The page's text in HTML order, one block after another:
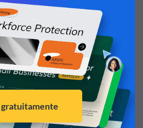
de projeto e metas futuras de
modelo de TI fácil de usar. Ele foi
lo a escolher os canais e as
corretos para seus projetos
exemplo de um plano de
e versátil. Com esse modelo
as ideias de um projeto, assim